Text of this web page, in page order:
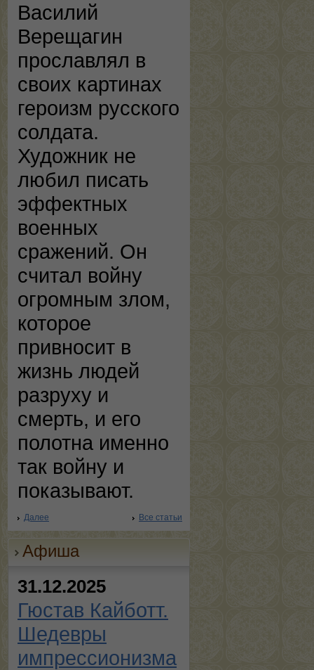
Василий
Верещагин
прославлял в
своих картинах
героизм русского
солдата.
Художник не
любил писать
эффектных
военных
сражений. Он
считал войну
огромным злом,
которое
привносит в
жизнь людей
разруху и
смерть, и его
полотна именно
так войну и
показывают.
Далее Все статьи
Афиша
31.12.2025
Гюстав Кайботт.
Шедевры
импрессионизма